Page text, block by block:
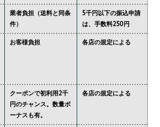
業者負担（送料と同条
件）
5千円以下の振込申請
は、手数料250円
お客様負担 各店の規定による
クーポンで初利用2千
円のチャンス。数量ボ
ーナスも有。
各店の規定による